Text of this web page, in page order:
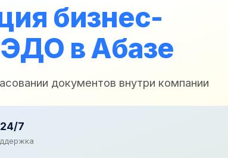
бизнес-
в Абазе
документов внутри компании
24/7